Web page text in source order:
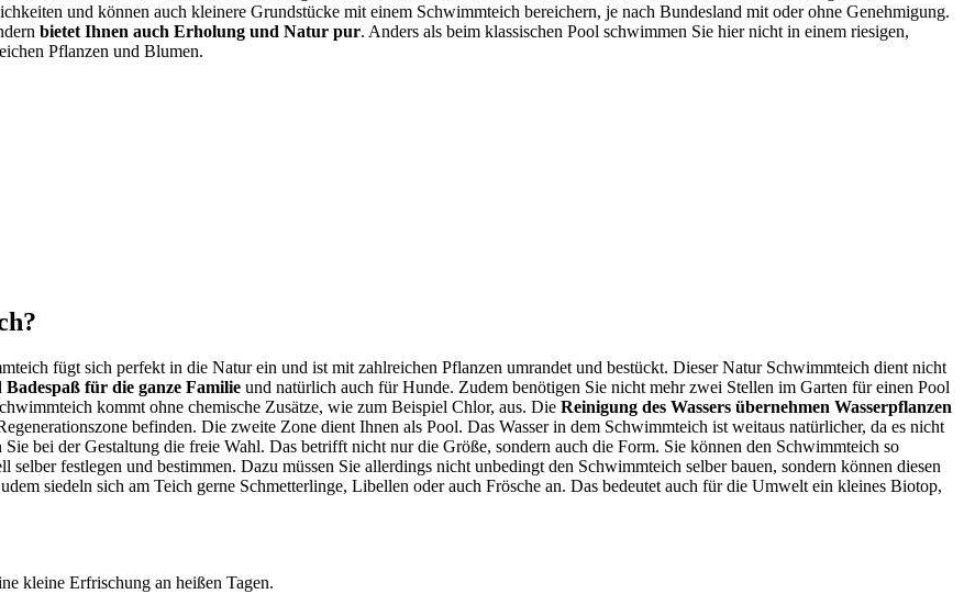
und können auch kleinere Grundstücke mit einem Schwimmteich bereichern, je nach Bundesland mit oder ohne Genehmigung.
bietet Ihnen auch Erholung und Natur pur. Anders als beim klassischen Pool schwimmen Sie hier nicht in einem riesigen,
Pflanzen und Blumen.
fügt sich perfekt in die Natur ein und ist mit zahlreichen Pflanzen umrandet und bestückt. Dieser Natur Schwimmteich dient nicht
Badespaß für die ganze Familie und natürlich auch für Hunde. Zudem benötigen Sie nicht mehr zwei Stellen im Garten für einen Pool
kommt ohne chemische Zusätze, wie zum Beispiel Chlor, aus. Die Reinigung des Wassers übernehmen Wasserpflanzen
befinden. Die zweite Zone dient Ihnen als Pool. Das Wasser in dem Schwimmteich ist weitaus natürlicher, da es nicht
bei der Gestaltung die freie Wahl. Das betrifft nicht nur die Größe, sondern auch die Form. Sie können den Schwimmteich so
selber festlegen und bestimmen. Dazu müssen Sie allerdings nicht unbedingt den Schwimmteich selber bauen, sondern können diesen
siedeln sich am Teich gerne Schmetterlinge, Libellen oder auch Frösche an. Das bedeutet auch für die Umwelt ein kleines Biotop,
kleine Erfrischung an heißen Tagen.